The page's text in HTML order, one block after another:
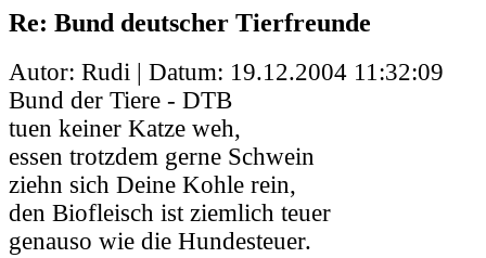
Re: Bund deutscher Tierfreunde
Autor: Rudi | Datum: 19.12.2004 11:32:09
Bund der Tiere - DTB
tuen keiner Katze weh,
essen trotzdem gerne Schwein
ziehn sich Deine Kohle rein,
den Biofleisch ist ziemlich teuer
genauso wie die Hundesteuer.